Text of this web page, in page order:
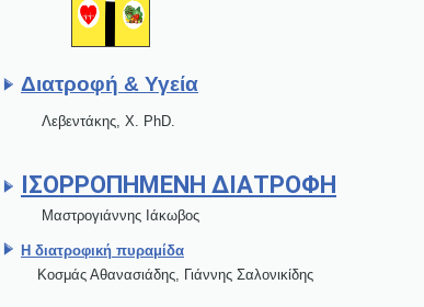
Διατροφή & Υγεία
Λεβεντάκης, Χ. PhD.
ΙΣΟΡΡΟΠΗΜΈΝΗ ΔΙΑΤΡΟΦΉ
Μαστρογιάννης Ιάκωβος
Η διατροφική πυραμίδα
Κοσμάς Αθανασιάδης, Γιάννης Σαλονικίδης